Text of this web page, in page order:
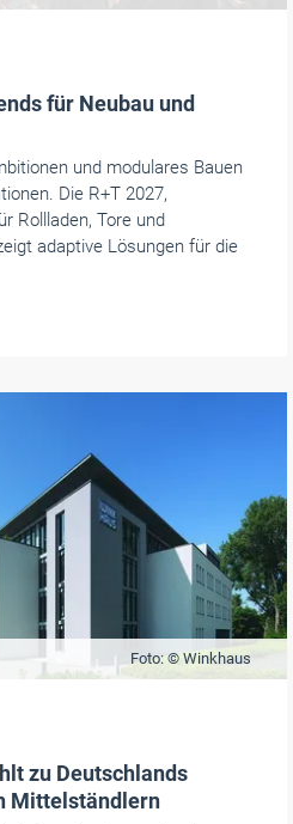
für Neubau und
und modulares Bauen
Die R+T 2027,
Rollladen, Tore und
adaptive Lösungen für die
Foto: © Winkhaus
zu Deutschlands
Mittelständlern